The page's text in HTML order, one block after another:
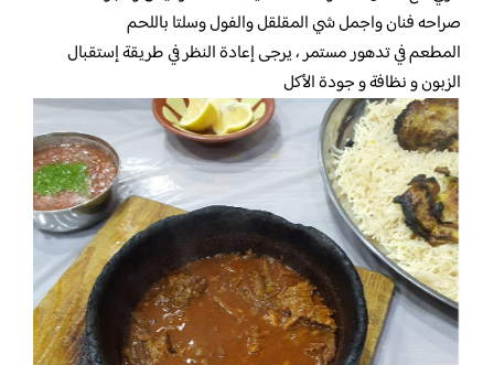
صراحه فنان واجمل شي المقلقل والفول وسلتا باللحم
المطعم في تدهور مستمر ، يرجى إعادة النظر في طريقة إستقبال
الزبون و نظافة و جودة الأكل